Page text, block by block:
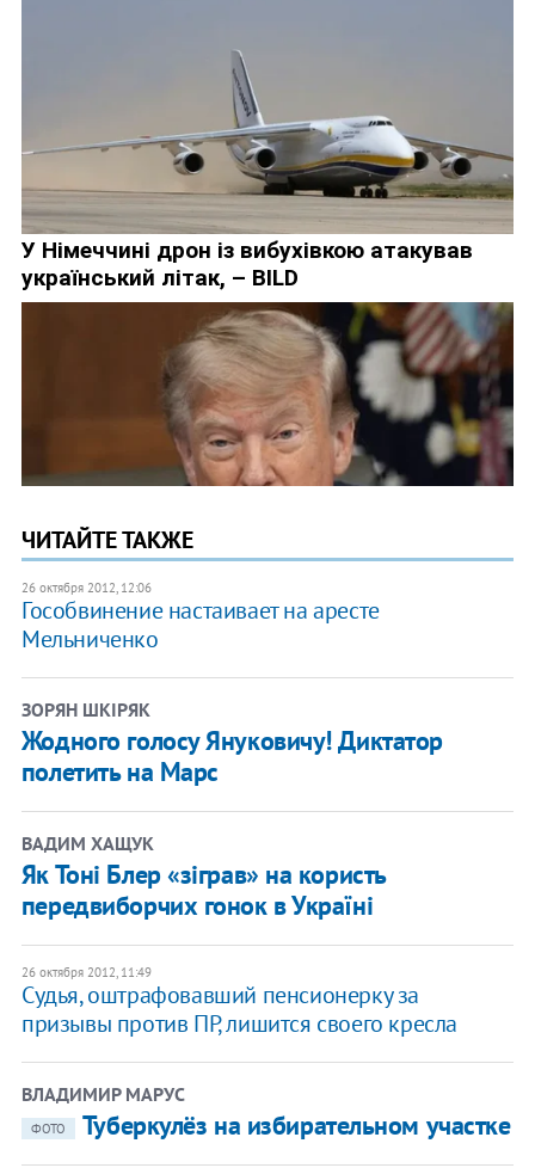
ЧИТАЙТЕ ТАКЖЕ
26 октября 2012, 12:06
Гособвинение настаивает на аресте
Мельниченко
ЗОРЯН ШКІРЯК
Жодного голосу Януковичу! Диктатор
полетить на Марс
ВАДИМ ХАЩУК
Як Тоні Блер «зіграв» на користь
передвиборчих гонок в Україні
26 октября 2012, 11:49
​Судья, оштрафовавший пенсионерку за
призывы против ПР, лишится своего кресла
ВЛАДИМИР МАРУС
ФОТО Туберкулёз на избирательном участке